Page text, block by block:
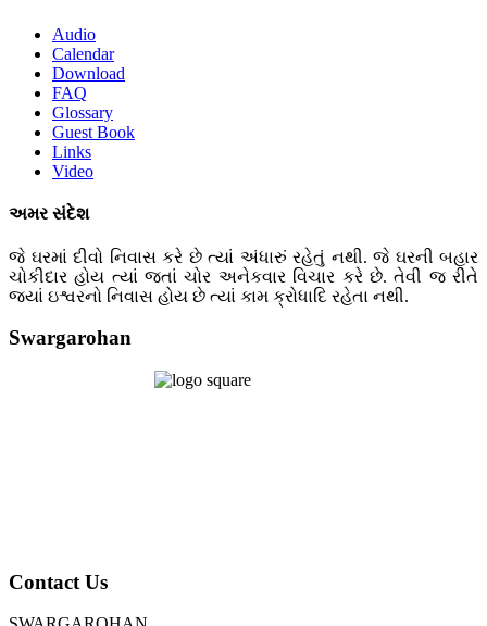
Audio
Calendar
Download
FAQ
Glossary
Guest Book
Links
Video
અમર સંદેશ
જે ઘરમાં દીવો નિવાસ કરે છે ત્યાં અંધારું રહેતું નથી. જે ઘરની બહાર
ચોકીદાર હોય ત્યાં જતાં ચોર અનેકવાર વિચાર કરે છે. તેવી જ રીતે
જ્યાં ઇશ્વરનો નિવાસ હોય છે ત્યાં કામ ક્રોધાદિ રહેતા નથી.
Swargarohan
Contact Us